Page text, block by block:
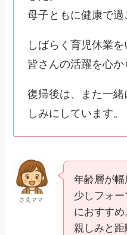
母子ともに健康で過
しばらく育児休業を
皆さんの活躍を心か
復帰後は、また一
しみにしています。
さえママ
年齢層が幅
少しフォ
におすすめ
親しみと距